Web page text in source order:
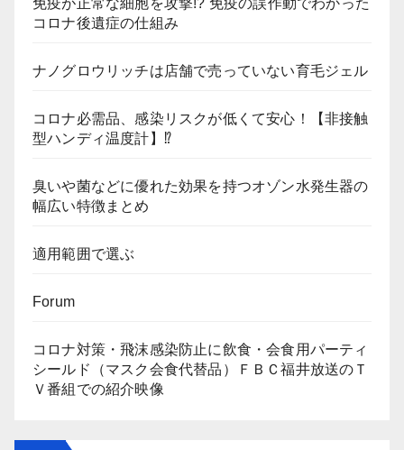
免疫が正常な細胞を攻撃!? 免疫の誤作動でわかった
コロナ後遺症の仕組み
ナノグロウリッチは店舗で売っていない育毛ジェル
コロナ必需品、感染リスクが低くて安心！【非接触
型ハンディ温度計】⁉
臭いや菌などに優れた効果を持つオゾン水発生器の
幅広い特徴まとめ
適用範囲で選ぶ
Forum
コロナ対策・飛沫感染防止に飲食・会食用パーティ
シールド（マスク会食代替品）ＦＢＣ福井放送のＴ
Ｖ番組での紹介映像